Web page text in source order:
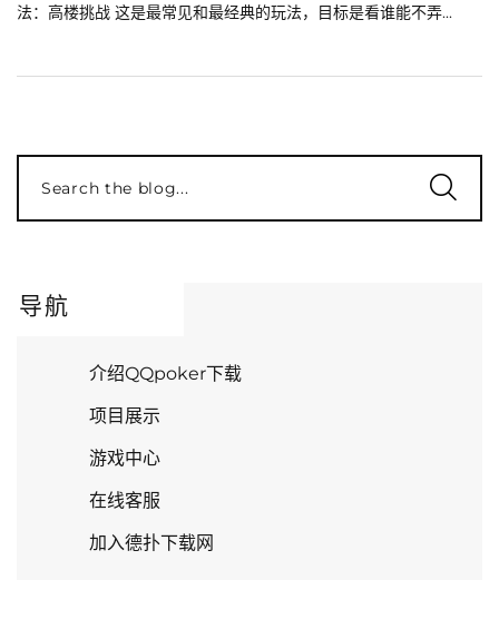
法：高楼挑战 这是最常见和最经典的玩法，目标是看谁能不弄...
Search the blog...
导航
介绍QQpoker下载
项目展示
游戏中心
在线客服
加入德扑下载网